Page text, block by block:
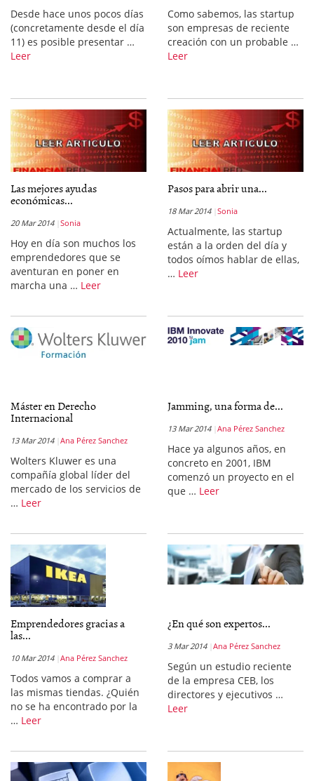
Desde hace unos pocos días
(concretamente desde el día
11) es posible presentar …
Leer
Como sabemos, las startup
son empresas de reciente
creación con un probable …
Leer
Las mejores ayudas
económicas...
20 Mar 2014 Sonia
Hoy en día son muchos los
emprendedores que se
aventuran en poner en
marcha una … Leer
Pasos para abrir una...
18 Mar 2014 Sonia
Actualmente, las startup
están a la orden del día y
todos oímos hablar de ellas,
… Leer
Máster en Derecho
Internacional
13 Mar 2014 Ana Pérez Sanchez
Wolters Kluwer es una
compañía global líder del
mercado de los servicios de
… Leer
Jamming, una forma de...
13 Mar 2014 Ana Pérez Sanchez
Hace ya algunos años, en
concreto en 2001, IBM
comenzó un proyecto en el
que … Leer
Emprendedores gracias a
las...
10 Mar 2014 Ana Pérez Sanchez
Todos vamos a comprar a
las mismas tiendas. ¿Quién
no se ha encontrado por la
… Leer
¿En qué son expertos...
3 Mar 2014 Ana Pérez Sanchez
Según un estudio reciente
de la empresa CEB, los
directores y ejecutivos …
Leer